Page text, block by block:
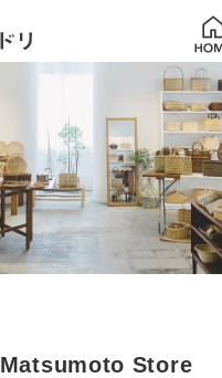
Matsumoto Store